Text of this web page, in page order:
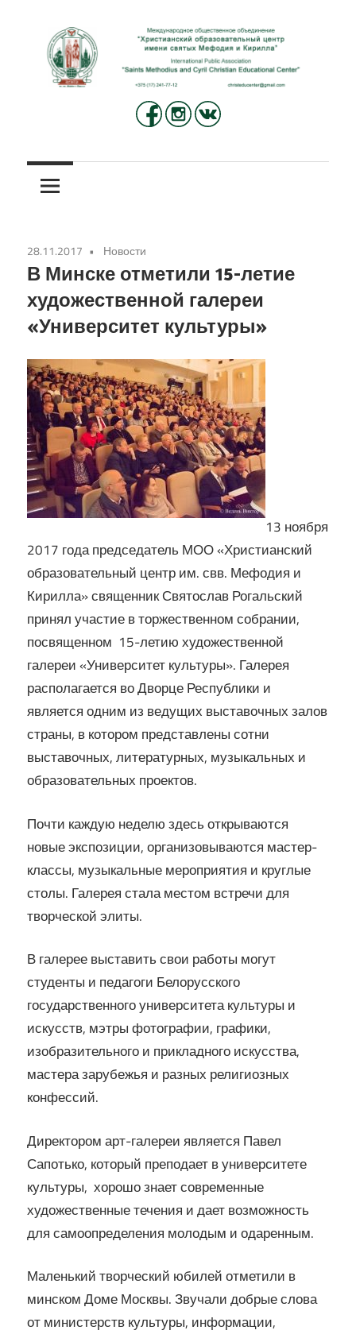
содержимому
Христианский
центр
святых
Мефодия
и
Кирилла
Международное
«Христианский
образовательный
святых
Мефодия
и
Кирилла»
28.11.2017 Новости
В Минске отметили 15-летие
художественной галереи
«Университет культуры»
13 ноября
2017 года председатель МОО «Христианский
образовательный центр им. свв. Мефодия и
Кирилла» священник Святослав Рогальский
принял участие в торжественном собрании,
посвященном 15-летию художественной
галереи «Университет культуры». Галерея
располагается во Дворце Республики и
является одним из ведущих выставочных залов
страны, в котором представлены сотни
выставочных, литературных, музыкальных и
образовательных проектов.
Почти каждую неделю здесь открываются
новые экспозиции, организовываются мастер-
классы, музыкальные мероприятия и круглые
столы. Галерея стала местом встречи для
творческой элиты.
В галерее выставить свои работы могут
студенты и педагоги Белорусского
государственного университета культуры и
искусств, мэтры фотографии, графики,
изобразительного и прикладного искусства,
мастера зарубежья и разных религиозных
конфессий.
Директором арт-галереи является Павел
Сапотько, который преподает в университете
культуры, хорошо знает современные
художественные течения и дает возможность
для самоопределения молодым и одаренным.
Маленький творческий юбилей отметили в
минском Доме Москвы. Звучали добрые слова
от министерств культуры, информации,